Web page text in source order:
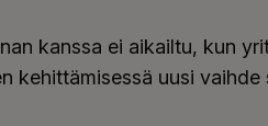
kanssa ei aikailtu, kun
kehittämisessä uusi vaihde